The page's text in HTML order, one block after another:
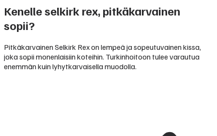
Kenelle selkirk rex, pitkäkarvainen
sopii?
Pitkäkarvainen Selkirk Rex on lempeä ja sopeutuvainen kissa,
joka sopii monenlaisiin koteihin. Turkinhoitoon tulee varautua
enemmän kuin lyhytkarvaisella muodolla.